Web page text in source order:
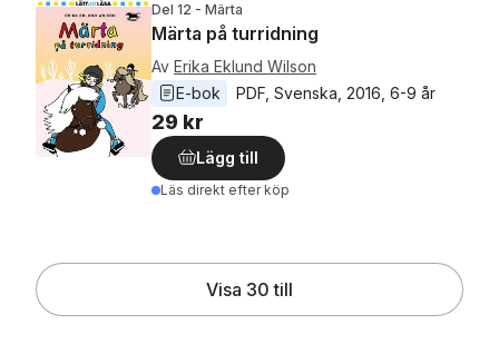
Del 12 - Märta
Märta på turridning
Av Erika Eklund Wilson
E-bok
PDF Svenska 2016 6-9 år
29 kr
Lägg till
Läs direkt efter köp
Visa 30 till